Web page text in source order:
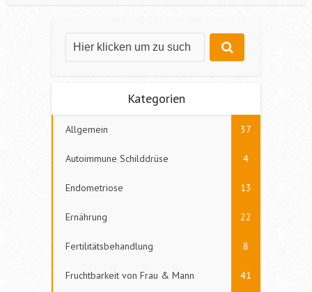
Kategorien
Allgemein 37
Autoimmune Schilddrüse 4
Endometriose 13
Ernährung 22
Fertilitätsbehandlung 8
Fruchtbarkeit von Frau & Mann 41